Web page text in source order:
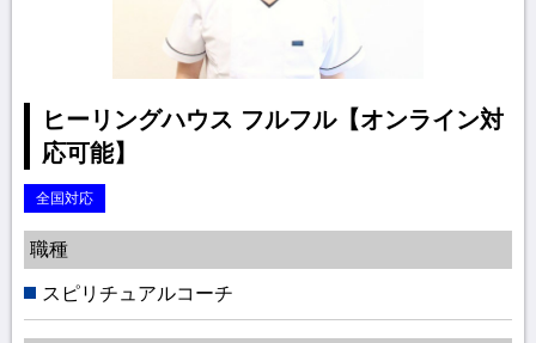
ヒーリングハウス フルフル【オンライン対
応可能】
全国対応
職種
スピリチュアルコーチ